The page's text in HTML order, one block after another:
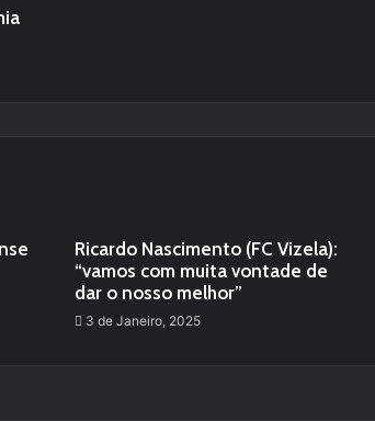
Ricardo Nascimento (FC Vizela):
“vamos com muita vontade de
dar o nosso melhor”
3 de Janeiro, 2025